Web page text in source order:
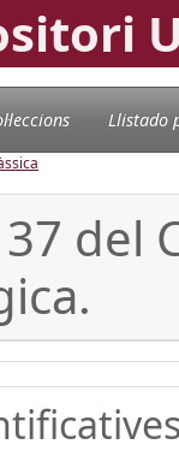
Llistado
del